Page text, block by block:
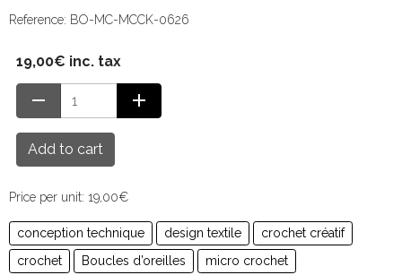
Reference: BO-MC-MCCK-0626
19,00€ inc. tax
Add to cart
Price per unit: 19,00€
conception technique design textile
crochet créatif
crochet
Boucles d’oreilles micro crochet